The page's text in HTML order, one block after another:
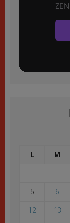
L M
5 6
12 13